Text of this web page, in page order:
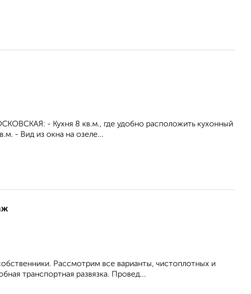
- Кухня 8 кв.м., где удобно расположить кухонный
- Вид из окна на озеле...
Рассмотрим все варианты, чистоплотных и
транспортная развязка. Провед...